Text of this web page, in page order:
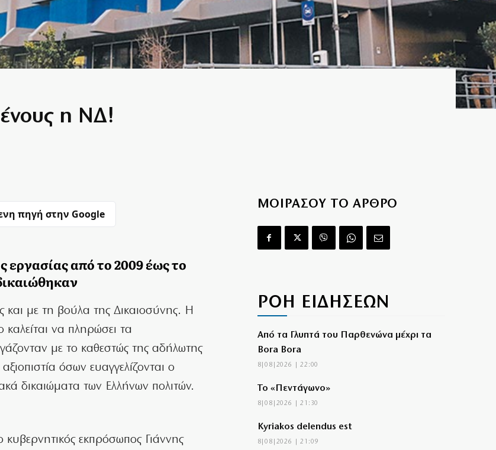
η ΝΔ!
πηγή στην Google
από το 2009 έως το
και με τη βούλα της Δικαιοσύνης. Η
να πληρώσει τα
με το καθεστώς της αδήλωτης
όσων ευαγγελίζονται ο
δικαιώματα των Ελλήνων πολιτών.
εκπρόσωπος Γιάννης
ΜΟΙΡΑΣΟΥ ΤΟ ΑΡΘΡΟ
ΡΟΗ ΕΙΔΗΣΕΩΝ
Από τα Γλυπτά του Παρθενώνα μέχρι τα
Bora Bora
8|08|2026 | 22:00
Το «Πεντάγωνο»
8|08|2026 | 21:30
Kyriakos delendus est
8|08|2026 | 21:09